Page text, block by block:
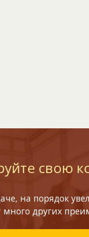
свою
на порядок
много других